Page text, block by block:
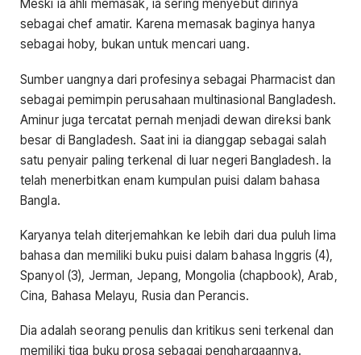
Meski ia ahli memasak, ia sering menyebut dirinya
sebagai chef amatir. Karena memasak baginya hanya
sebagai hoby, bukan untuk mencari uang.
Sumber uangnya dari profesinya sebagai Pharmacist dan
sebagai pemimpin perusahaan multinasional Bangladesh.
Aminur juga tercatat pernah menjadi dewan direksi bank
besar di Bangladesh. Saat ini ia dianggap sebagai salah
satu penyair paling terkenal di luar negeri Bangladesh. Ia
telah menerbitkan enam kumpulan puisi dalam bahasa
Bangla.
Karyanya telah diterjemahkan ke lebih dari dua puluh lima
bahasa dan memiliki buku puisi dalam bahasa Inggris (4),
Spanyol (3), Jerman, Jepang, Mongolia (chapbook), Arab,
Cina, Bahasa Melayu, Rusia dan Perancis.
Dia adalah seorang penulis dan kritikus seni terkenal dan
memiliki tiga buku prosa sebagai penghargaannya.